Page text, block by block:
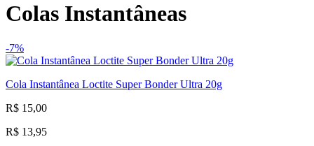
Colas Instantâneas
-7%
Cola Instantânea Loctite Super Bonder Ultra 20g
R$ 15,00
R$ 13,95